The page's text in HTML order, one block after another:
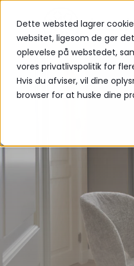
Dette websted lagrer
websitet, ligesom de gør
oplevelse på webstedet,
vores privatlivspolitik for
Hvis du afviser, vil dine
browser for at huske dine